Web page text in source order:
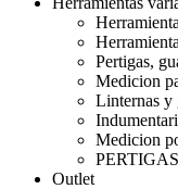
Pertigas,
Medicion
Linternas y
Medicion
Outlet